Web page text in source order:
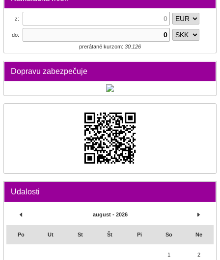
z:
do:
prerátané kurzom: 30.126
Dopravu zabezpečuje
Udalosti
august - 2026
Po Ut St Št Pi So Ne
1 2